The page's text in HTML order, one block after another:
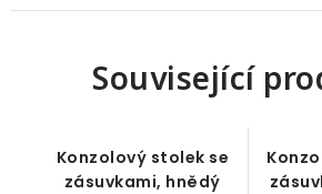
Související
Konzolový stolek se
zásuvkami, hnědý